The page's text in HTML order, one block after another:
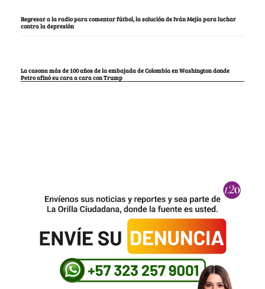
Regresar a la radio para comentar fútbol, la solución de Iván Mejía para luchar
contra la depresión
La casona más de 100 años de la embajada de Colombia en Washington donde
Petro afinó su cara a cara con Trump